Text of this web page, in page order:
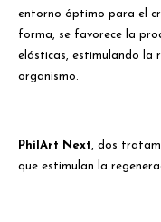
entorno óptimo para el
forma, se favorece la
elásticas, estimulando la
organismo.
PhilArt Next, dos
que estimulan la